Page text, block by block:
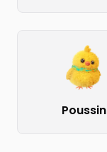
Poussin